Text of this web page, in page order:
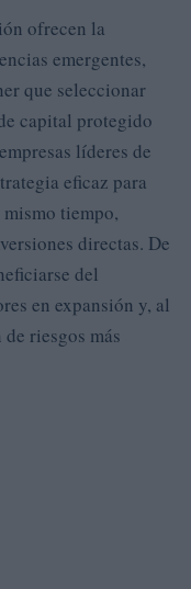
ofrecen la
emergentes,
que seleccionar
capital protegido
líderes de
eficaz para
tiempo,
directas. De
del
en expansión y, al
riesgos más